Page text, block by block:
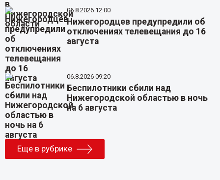
06.8.2026 12:00
Нижегородцев предупредили об
отключениях телевещания до 16
августа
06.8.2026 09:20
Беспилотники сбили над
Нижегородской областью в ночь
на 6 августа
Еще в рубрике